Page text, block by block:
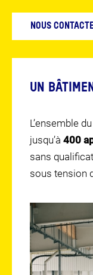
NOUS
UN
L’ensemble
jusqu’à 400
sans
sous tension